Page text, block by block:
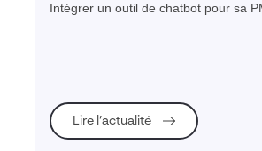
Intégrer un outil de chatbot pour sa
Lire l’actualité